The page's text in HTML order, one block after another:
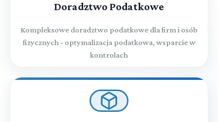
Doradztwo Podatkowe
Kompleksowe doradztwo podatkowe dla firm i osób
fizycznych - optymalizacja podatkowa, wsparcie w
kontrolach